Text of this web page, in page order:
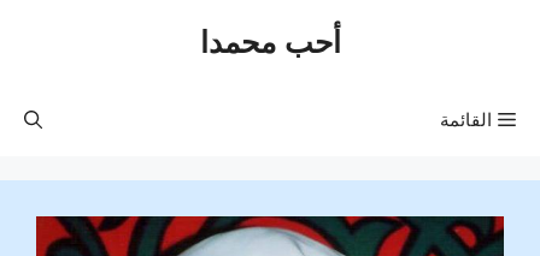
أحب محمدا
القائمة